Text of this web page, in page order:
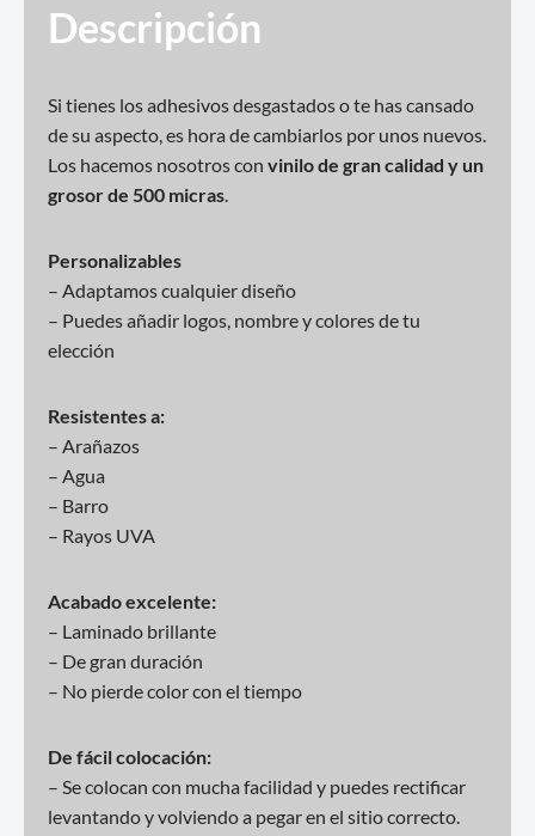
Descripción
Si tienes los adhesivos desgastados o te has cansado
de su aspecto, es hora de cambiarlos por unos nuevos.
Los hacemos nosotros con vinilo de gran calidad y un
grosor de 500 micras
Personalizables
– Adaptamos cualquier diseño
– Puedes añadir logos, nombre y colores de tu
elección
Resistentes a:
– Arañazos
– Agua
– Barro
– Rayos UVA
Acabado excelente:
– Laminado brillante
– De gran duración
– No pierde color con el tiempo
De fácil colocación:
– Se colocan con mucha facilidad y puedes rectificar
levantando y volviendo a pegar en el sitio correcto.